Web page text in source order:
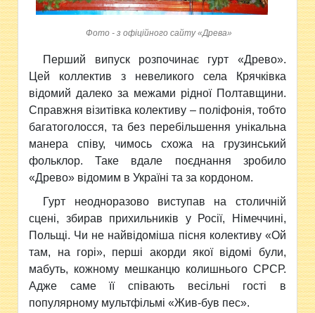
Фото - з офіційного сайту «Древа»
Перший випуск розпочинає гурт «Древо».
Цей коллективз невеликого села Крячківка
відомий далеко за межами рідної Полтавщини.
Справжня візитівка колективу – поліфонія, тобто
багатоголосся, та без перебільшення унікальна
манера співу, чимось схожа на грузинський
фольклор. Таке вдале поєднання зробило
«Древо» відомим в Україні та за кордоном.
Гурт неодноразово виступав на столичній
сцені, збирав прихильників у Росії, Німеччині,
Польщі. Чи не найвідоміша пісня колективу «Ой
там, на горі», перші акорди якої відомі були,
мабуть, кожному мешканцю колишнього СРСР.
Адже саме її співають весільні гості в
популярному мультфільмі «Жив-був пес».